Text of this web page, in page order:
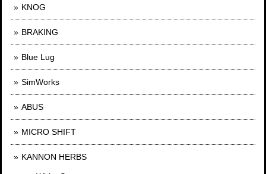
KNOG
BRAKING
Blue Lug
SimWorks
ABUS
MICRO SHIFT
KANNON HERBS